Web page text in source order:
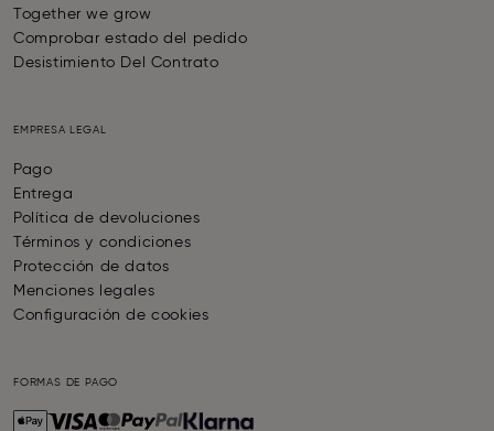
Together we grow
Comprobar estado del pedido
Desistimiento Del Contrato
EMPRESA LEGAL
Pago
Entrega
Política de devoluciones
Términos y condiciones
Protección de datos
Menciones legales
Configuración de cookies
FORMAS DE PAGO